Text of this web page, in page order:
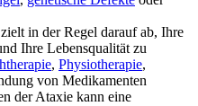
in der Regel darauf ab, Ihre
Ihre Lebensqualität zu
, Physiotherapie,
von Medikamenten
der Ataxie kann eine